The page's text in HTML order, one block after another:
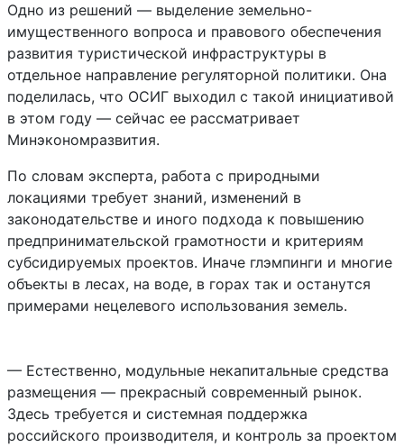
Одно из решений — выделение земельно-
имущественного вопроса и правового обеспечения
развития туристической инфраструктуры в
отдельное направление регуляторной политики. Она
поделилась, что ОСИГ выходил с такой инициативой
в этом году — сейчас ее рассматривает
Минэкономразвития.
По словам эксперта, работа с природными
локациями требует знаний, изменений в
законодательстве и иного подхода к повышению
предпринимательской грамотности и критериям
субсидируемых проектов. Иначе глэмпинги и многие
объекты в лесах, на воде, в горах так и останутся
примерами нецелевого использования земель.
‎— Естественно, модульные некапитальные средства
размещения — прекрасный современный рынок.
Здесь требуется и системная поддержка
российского производителя, и контроль за проектом